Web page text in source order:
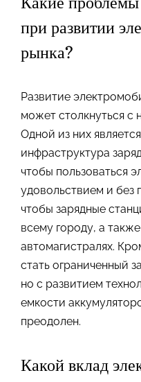
при развитии
рынка?
Развитие
может столкнуться
Одной из них
инфраструктура
чтобы пользоваться
удовольствием и без
чтобы зарядные
всему городу, а
автомагистралях.
стать ограниченный
но с развитием
емкости
преодолен.
Какой вклад